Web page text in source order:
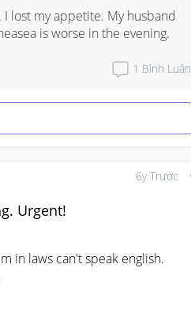
lost my appetite. My husband
is worse in the evening.
1 Bình Luận
6y Trước
Urgent!
in laws can't speak english.